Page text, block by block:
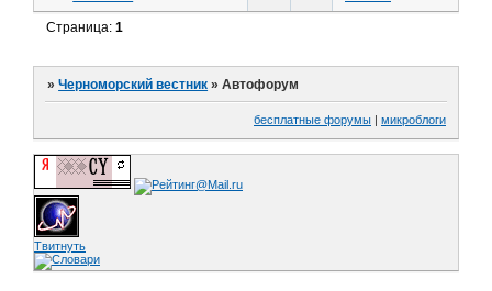
Страница:1
»Черноморский вестник »Автофорум
бесплатные форумы | микроблоги
Твитнуть